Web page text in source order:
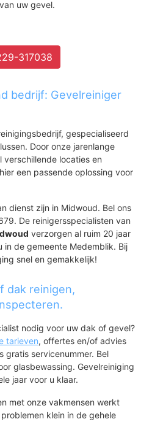
uw gevel.
317038
bedrijf: Gevelreiniger
gespecialiseerd
Door onze jarenlange
locaties en
een passende oplossing voor
dienst zijn in Midwoud. Bel ons
De reinigersspecialisten van
verzorgen al ruim 20 jaar
in de gemeente Medemblik. Bij
snel en gemakkelijk!
dak reinigen,
nodig voor uw dak of gevel?
tarieven, offertes en/of advies
gratis servicenummer. Bel
glasbewassing. Gevelreiniging
jaar voor u klaar.
met onze vakmensen werkt
klein in de gehele